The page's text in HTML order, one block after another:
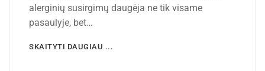
alerginių susirgimų daugėja ne tik visame
pasaulyje, bet…
SKAITYTI DAUGIAU ...